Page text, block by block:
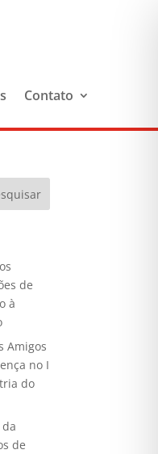
Contato
de
à
Amigos
no I
do
de